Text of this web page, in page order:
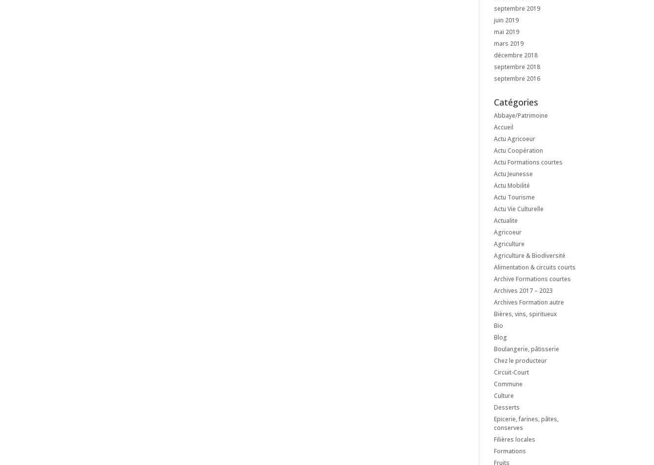
septembre 2019
juin 2019
mai 2019
mars 2019
décembre 2018
septembre 2018
septembre 2016
Catégories
Abbaye/Patrimoine
Accueil
Actu Agricoeur
Actu Coopération
Actu Formations courtes
Actu Jeunesse
Actu Mobilité
Actu Tourisme
Actu Vie Culturelle
Actualite
Agricoeur
Agriculture
Agriculture & Biodiversité
Alimentation & circuits courts
Archive Formations courtes
Archives 2017 – 2023
Archives Formation autre
Bières, vins, spiritueux
Bio
Blog
Boulangerie, pâtisserie
Chez le producteur
Circuit-Court
Commune
Culture
Desserts
Epicerie, farines, pâtes,
conserves
Filières locales
Formations
Fruits